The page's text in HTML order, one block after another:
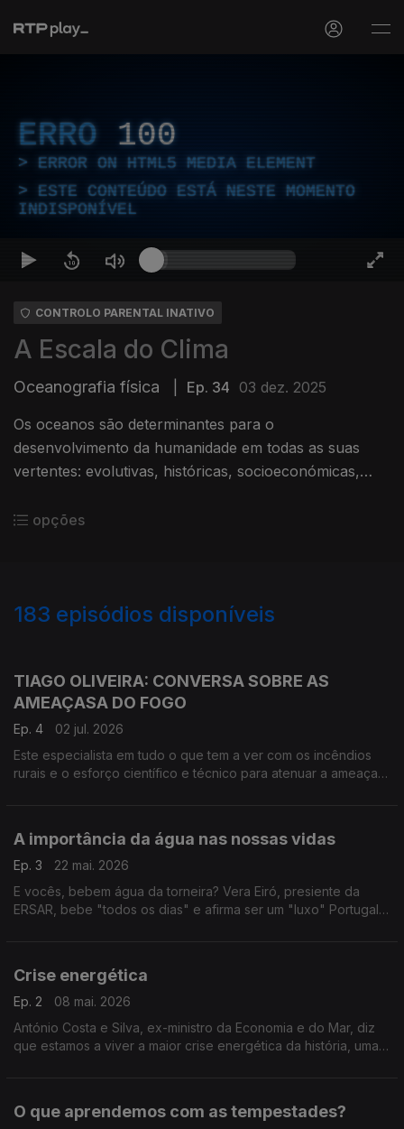
ERRO 100
ERROR ON HTML5 MEDIA ELEMENT
ESTE CONTEÚDO ESTÁ NESTE MOMENTO
INDISPONÍVEL
CONTROLO PARENTAL INATIVO
A Escala do Clima
Oceanografia física Ep. 34 03 dez. 2025
Os oceanos são determinantes para o
desenvolvimento da humanidade em todas as suas
vertentes: evolutivas, históricas, socioeconómicas,
do convidado Paulo Relvas.
opções
183 episódios disponíveis
TIAGO OLIVEIRA: CONVERSA SOBRE AS
AMEAÇASA DO FOGO
Ep. 4
02 jul. 2026
Este especialista em tudo o que tem a ver com os incêndios
rurais e o esforço científico e técnico para atenuar a ameaça
A importância da água nas nossas vidas
Ep. 3
22 mai. 2026
E vocês, bebem água da torneira? Vera Eiró, presiente da
ERSAR, bebe "todos os dias" e afirma ser um "luxo" Portugal
Crise energética
Ep. 2
08 mai. 2026
António Costa e Silva, ex-ministro da Economia e do Mar, diz
que estamos a viver a maior crise energética da história, uma
O que aprendemos com as tempestades?